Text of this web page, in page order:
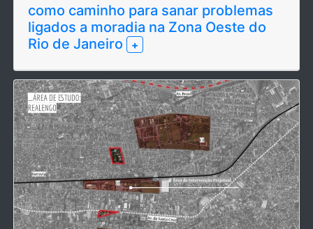
como caminho para sanar problemas
ligados a moradia na Zona Oeste do
Rio de Janeiro
+